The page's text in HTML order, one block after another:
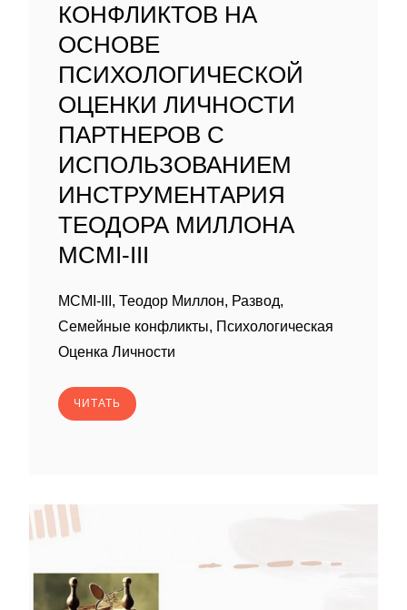
КОНФЛИКТОВ НА
ОСНОВЕ
ПСИХОЛОГИЧЕСКОЙ
ОЦЕНКИ ЛИЧНОСТИ
ПАРТНЕРОВ С
ИСПОЛЬЗОВАНИЕМ
ИНСТРУМЕНТАРИЯ
ТЕОДОРА МИЛЛОНА
MCMI-III
MCMI-III, Теодор Миллон, Развод,
Семейные конфликты, Психологическая
Оценка Личности
ЧИТАТЬ